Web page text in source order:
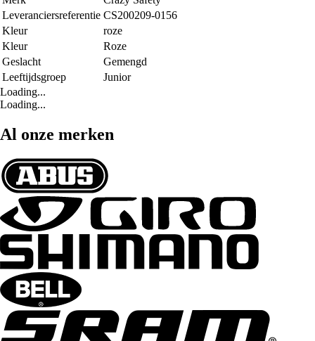
Leveranciersreferentie CS200209-0156
Kleur
roze
Kleur
Roze
Geslacht
Gemengd
Leeftijdsgroep
Junior
Loading...
Loading...
Al onze merken